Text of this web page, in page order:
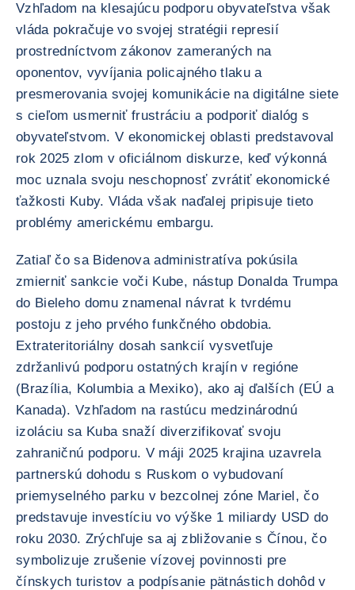
Vzhľadom na klesajúcu podporu obyvateľstva však
vláda pokračuje vo svojej stratégii represií
prostredníctvom zákonov zameraných na
oponentov, vyvíjania policajného tlaku a
presmerovania svojej komunikácie na digitálne siete
s cieľom usmerniť frustráciu a podporiť dialóg s
obyvateľstvom. V ekonomickej oblasti predstavoval
rok 2025 zlom v oficiálnom diskurze, keď výkonná
moc uznala svoju neschopnosť zvrátiť ekonomické
ťažkosti Kuby. Vláda však naďalej pripisuje tieto
problémy americkému embargu.
Zatiaľ čo sa Bidenova administratíva pokúsila
zmierniť sankcie voči Kube, nástup Donalda Trumpa
do Bieleho domu znamenal návrat k tvrdému
postoju z jeho prvého funkčného obdobia.
Extrateritoriálny dosah sankcií vysvetľuje
zdržanlivú podporu ostatných krajín v regióne
(Brazília, Kolumbia a Mexiko), ako aj ďalších (EÚ a
Kanada). Vzhľadom na rastúcu medzinárodnú
izoláciu sa Kuba snaží diverzifikovať svoju
zahraničnú podporu. V máji 2025 krajina uzavrela
partnerskú dohodu s Ruskom o vybudovaní
priemyselného parku v bezcolnej zóne Mariel, čo
predstavuje investíciu vo výške 1 miliardy USD do
roku 2030. Zrýchľuje sa aj zbližovanie s Čínou, čo
symbolizuje zrušenie vízovej povinnosti pre
čínskych turistov a podpísanie pätnástich dohôd v